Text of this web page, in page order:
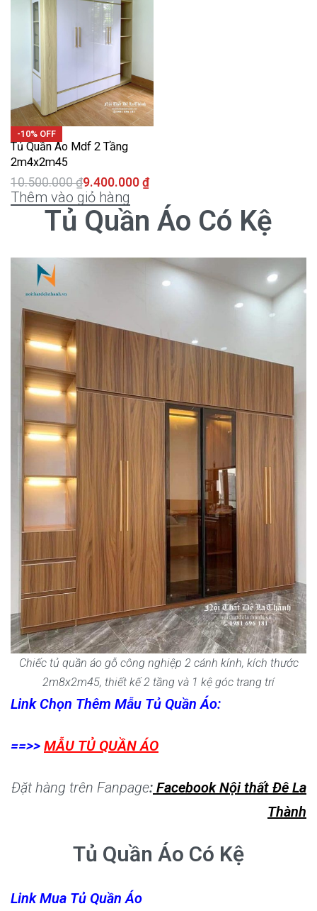
-10% OFF
Tủ Quần Áo Mdf 2 Tầng
2m4x2m45
10.500.000₫9.400.000 ₫
Thêm vào giỏ hàng
Tủ Quần Áo Có Kệ
Chiếc tủ quần áo gỗ công nghiệp 2 cánh kính, kích thước
2m8x2m45, thiết kế 2 tầng và 1 kệ góc trang trí
Link Chọn Thêm Mẫu Tủ Quần Áo:
==>> MẪU TỦ QUẦN ÁO
Đặt hàng trên Fanpage: Facebook Nội thất Đê La
Thành
Tủ Quần Áo Có Kệ
Link Mua Tủ Quần Áo